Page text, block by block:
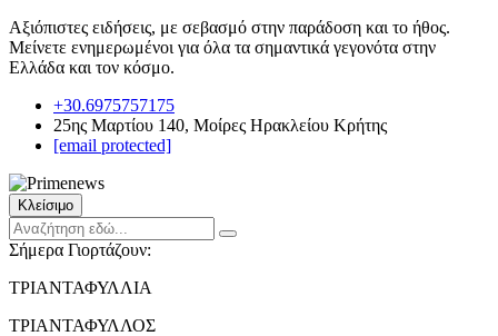
Αξιόπιστες ειδήσεις, με σεβασμό στην παράδοση και το ήθος.
Μείνετε ενημερωμένοι για όλα τα σημαντικά γεγονότα στην
Ελλάδα και τον κόσμο.
+30.6975757175
25ης Μαρτίου 140, Μοίρες Ηρακλείου Κρήτης
[email protected]
Κλείσιμο
Σήμερα Γιορτάζουν:
ΤΡΙΑΝΤΑΦΥΛΛΙΑ
ΤΡΙΑΝΤΑΦΥΛΛΟΣ